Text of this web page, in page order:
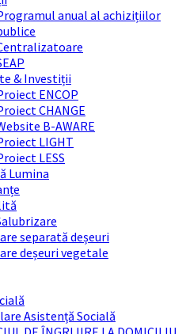
anual al achizițiilor
& Investiții
ENCOP
CHANGE
B-AWARE
LIGHT
LESS
Lumina
separată deșeuri
deșeuri vegetale
Asistență Socială